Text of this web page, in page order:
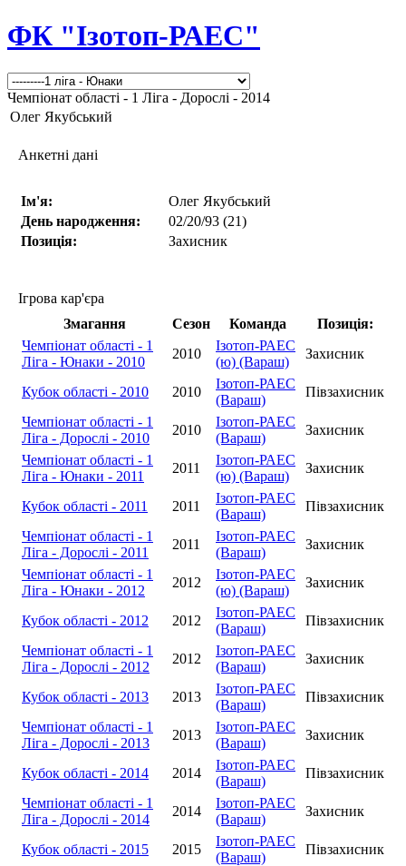
ФК "Ізотоп-РАЕС"
Чемпіонат області - 1 Ліга - Дорослі - 2014
Олег Якубський
Анкетні дані
Ім'я:
Олег Якубський
День народження:
02/20/93 (21)
Позиція:
Захисник
Ігрова кар'єра
Змагання
Сезон Команда
Позиція:
Чемпіонат області - 1
Ліга - Юнаки - 2010
2010
Ізотоп-РАЕС
(ю) (Вараш)
Захисник
Кубок області - 2010 2010
Ізотоп-РАЕС
(Вараш)
Півзахисник
Чемпіонат області - 1
Ліга - Дорослі - 2010
2010
Ізотоп-РАЕС
(Вараш)
Захисник
Чемпіонат області - 1
Ліга - Юнаки - 2011
2011
Ізотоп-РАЕС
(ю) (Вараш)
Захисник
Кубок області - 2011 2011
Ізотоп-РАЕС
(Вараш)
Півзахисник
Чемпіонат області - 1
Ліга - Дорослі - 2011
2011
Ізотоп-РАЕС
(Вараш)
Захисник
Чемпіонат області - 1
Ліга - Юнаки - 2012
2012
Ізотоп-РАЕС
(ю) (Вараш)
Захисник
Кубок області - 2012 2012
Ізотоп-РАЕС
(Вараш)
Півзахисник
Чемпіонат області - 1
Ліга - Дорослі - 2012
2012
Ізотоп-РАЕС
(Вараш)
Захисник
Кубок області - 2013 2013
Ізотоп-РАЕС
(Вараш)
Півзахисник
Чемпіонат області - 1
Ліга - Дорослі - 2013
2013
Ізотоп-РАЕС
(Вараш)
Захисник
Кубок області - 2014 2014
Ізотоп-РАЕС
(Вараш)
Півзахисник
Чемпіонат області - 1
Ліга - Дорослі - 2014
2014
Ізотоп-РАЕС
(Вараш)
Захисник
Кубок області - 2015 2015
Ізотоп-РАЕС
(Вараш)
Півзахисник